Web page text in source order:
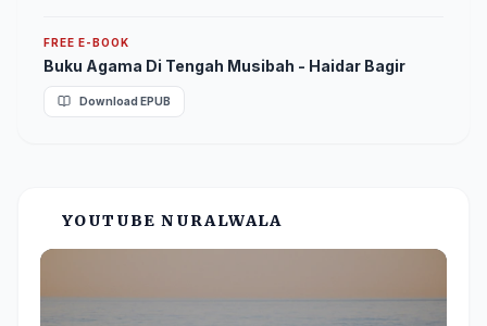
FREE E-BOOK
Buku Agama Di Tengah Musibah - Haidar Bagir
Download EPUB
YOUTUBE NURALWALA